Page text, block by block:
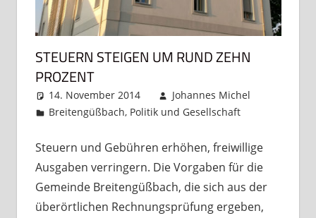
STEUERN STEIGEN UM RUND ZEHN
PROZENT
14. November 2014
Johannes Michel
Breitengüßbach, Politik und Gesellschaft
hinterlassen
Steuern und Gebühren erhöhen, freiwillige
Ausgaben verringern. Die Vorgaben für die
Gemeinde Breitengüßbach, die sich aus der
überörtlichen Rechnungsprüfung ergeben,